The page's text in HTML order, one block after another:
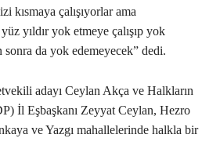
kısmaya çalışıyorlar ama
yıldır yok etmeye çalışıp yok
sonra da yok edemeyecek” dedi.
adayı Ceylan Akça ve Halkların
İl Eşbaşkanı Zeyyat Ceylan, Hezro
ve Yazgı mahallelerinde halkla bir